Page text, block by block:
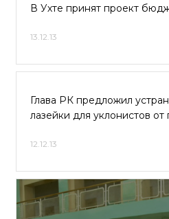
В Ухте принят проект
13.12.13
Глава РК предложил
лазейки для уклонистов от
12.12.13